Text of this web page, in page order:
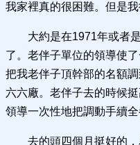
我家裡真的很困難。但是我
大約是在1971年或者
了。老伴子單位的領導使
把我老伴子頂幹部的名額
六六廠。老伴子去的時候
領導一次性地把調動手續
去的頭四個月挺好的